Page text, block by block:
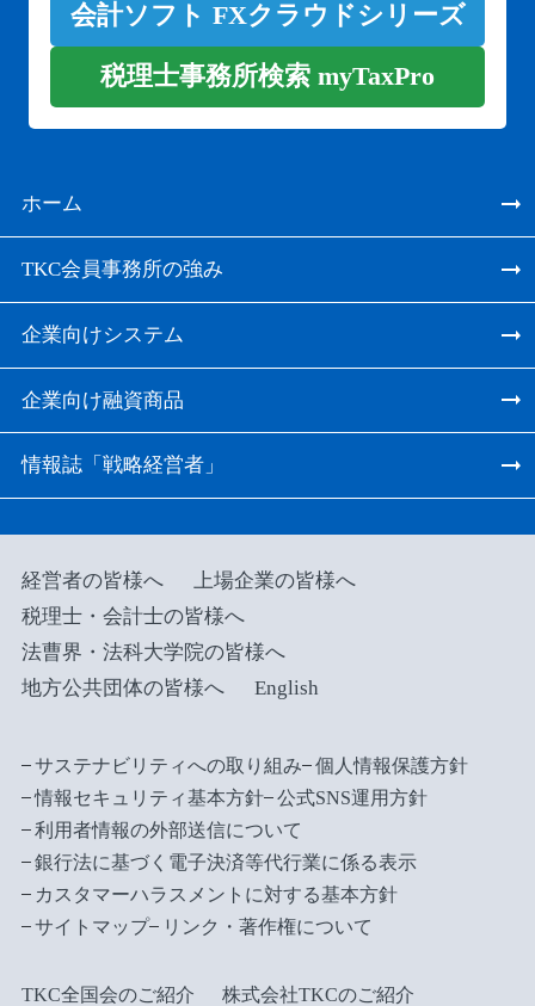
会計ソフト FXクラウドシリーズ
税理士事務所検索 myTaxPro
ホーム
TKC会員事務所の強み
企業向けシステム
企業向け融資商品
情報誌「戦略経営者」
経営者の皆様へ
上場企業の皆様へ
税理士・会計士の皆様へ
法曹界・法科大学院の皆様へ
地方公共団体の皆様へ
English
サステナビリティへの取り組み
個人情報保護方針
情報セキュリティ基本方針
公式SNS運用方針
利用者情報の外部送信について
銀行法に基づく電子決済等代行業に係る表示
カスタマーハラスメントに対する基本方針
サイトマップ
リンク・著作権について
TKC全国会のご紹介 株式会社TKCのご紹介